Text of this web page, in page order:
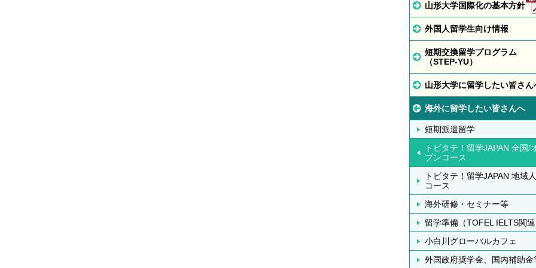
山形大学国際化の基本方針
外国人留学生向け情報
短期交換留学プログラム
（STEP-YU）
山形大学に留学したい皆さん
海外に留学したい皆さんへ
短期派遣留学
トビタテ！留学JAPAN 全国/
プンコース
トビタテ！留学JAPAN 地域
コース
海外研修・セミナー等
留学準備（TOFEL IELTS関連
小白川グローバルカフェ
外国政府奨学金、国内補助金